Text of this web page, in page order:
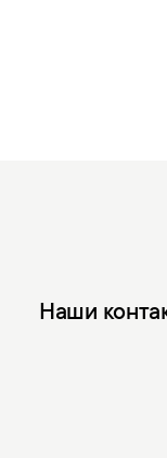
Наши